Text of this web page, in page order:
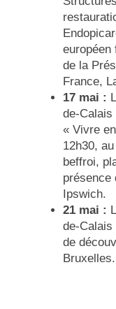
européen
de la
France,
17 mai :
de-
« Vivre
12h30,
beffroi,
présence
Ipswich.
21 mai :
de-Calais
de
Bruxelles.